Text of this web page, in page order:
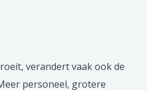
verandert vaak ook de
personeel, grotere